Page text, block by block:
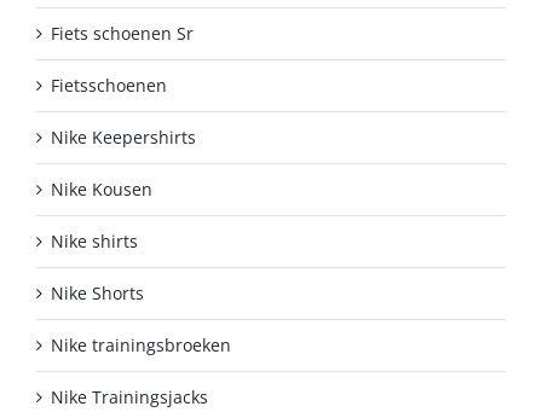
Fiets schoenen Sr
Fietsschoenen
Nike Keepershirts
Nike Kousen
Nike shirts
Nike Shorts
Nike trainingsbroeken
Nike Trainingsjacks